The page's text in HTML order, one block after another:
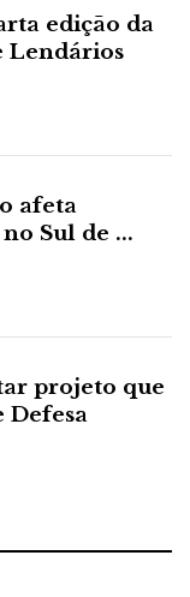
edição da
Lendários
afeta
Sul de ...
projeto que
Defesa